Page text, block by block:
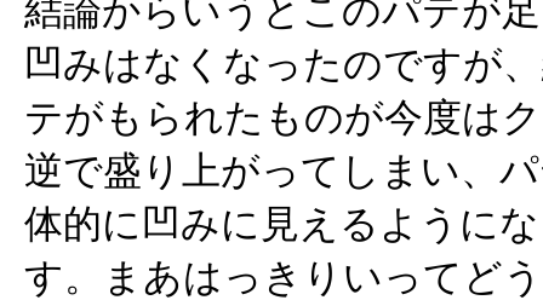
結論からいうとこのパテが
凹みはなくなったのですが
テがもられたものが今度は
逆で盛り上がってしまい、
体的に凹みに見えるように
す。まあはっきりいってど